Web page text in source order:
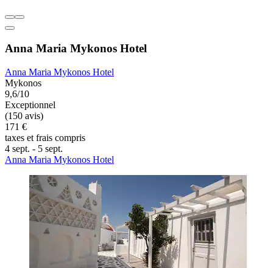
Anna Maria Mykonos Hotel
Anna Maria Mykonos Hotel
Mykonos
9,6/10
Exceptionnel
(150 avis)
171 €
taxes et frais compris
4 sept. - 5 sept.
Anna Maria Mykonos Hotel